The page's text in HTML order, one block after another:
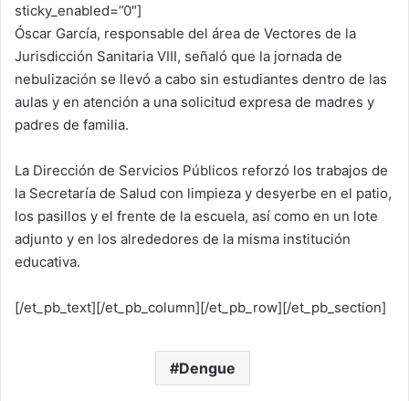
sticky_enabled=”0″]
Óscar García, responsable del área de Vectores de la
Jurisdicción Sanitaria VIII, señaló que la jornada de
nebulización se llevó a cabo sin estudiantes dentro de las
aulas y en atención a una solicitud expresa de madres y
padres de familia.
La Dirección de Servicios Públicos reforzó los trabajos de
la Secretaría de Salud con limpieza y desyerbe en el patio,
los pasillos y el frente de la escuela, así como en un lote
adjunto y en los alrededores de la misma institución
educativa.
[/et_pb_text][/et_pb_column][/et_pb_row][/et_pb_section]
Dengue